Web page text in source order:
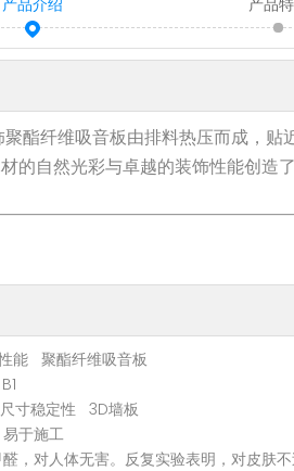
产品介绍 产品
酯纤维吸音板由排料热压而成，
的自然光彩与卓越的装饰性能创造
能 聚酯纤维吸音板
寸稳定性 3D墙板
于施工
，对人体无害。反复实验表明，对皮肤